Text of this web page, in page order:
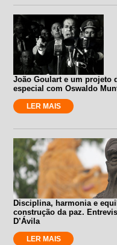
João Goulart e um projeto
especial com Oswaldo
LER MAIS
Disciplina, harmonia e
construção da paz.
D’Ávila
LER MAIS